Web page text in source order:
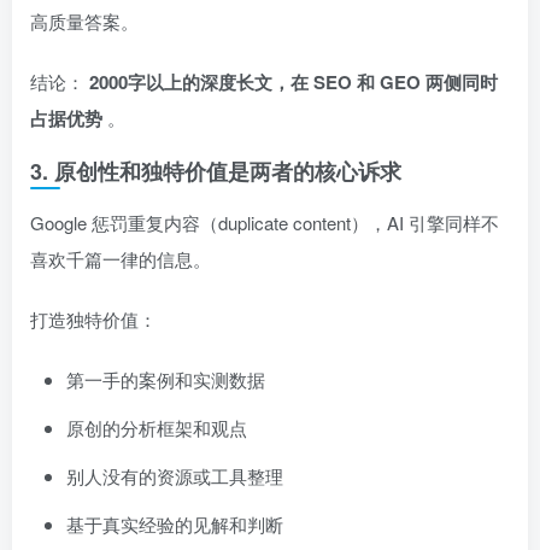
高质量答案。
结论： 2000字以上的深度长文，在 SEO 和 GEO 两侧同时
占据优势 。
3. 原创性和独特价值是两者的核心诉求
Google 惩罚重复内容（duplicate content），AI 引擎同样不
喜欢千篇一律的信息。
打造独特价值：
第一手的案例和实测数据
原创的分析框架和观点
别人没有的资源或工具整理
基于真实经验的见解和判断